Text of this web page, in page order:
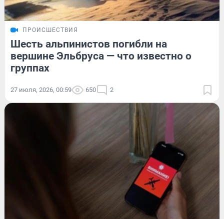
ПРОИСШЕСТВИЯ
Шесть альпинистов погибли на
вершине Эльбруса — что известно о
группах
27 июля, 2026, 00:59 650 2